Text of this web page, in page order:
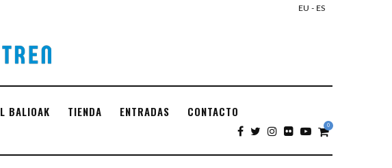
EU - ES
BALIOAK TIENDA ENTRADAS CONTACTO
0